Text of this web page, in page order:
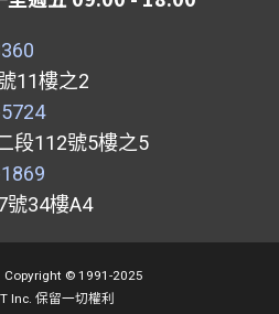
11樓之2
段112號5樓之5
號34樓A4
Copyright © 1991-2025
Inc. 保留一切權利